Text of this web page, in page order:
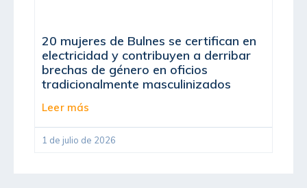
20 mujeres de Bulnes se certifican en
electricidad y contribuyen a derribar
brechas de género en oficios
tradicionalmente masculinizados
Leer más
1 de julio de 2026